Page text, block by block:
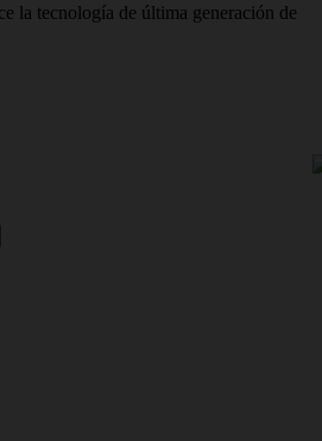
la tecnología de última generación de